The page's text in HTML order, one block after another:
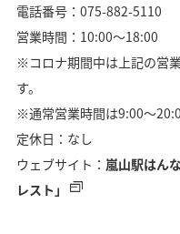
電話番号：075-882-5110
営業時間：10:00～18:00
※コロナ期間中は上記の営
す。
※通常営業時間は9:00～
定休日：なし
ウェブサイト： 嵐山駅はん
レスト」